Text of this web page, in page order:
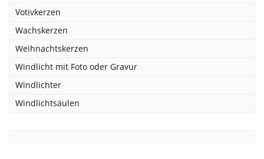
Votivkerzen
Wachskerzen
Weihnachtskerzen
Windlicht mit Foto oder Gravur
Windlichter
Windlichtsäulen